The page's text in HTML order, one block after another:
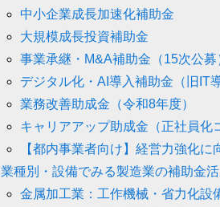
中小企業成長加速化補助金
大規模成長投資補助金
事業承継・M&A補助金（15次公募
デジタル化・AI導入補助金（旧IT
業務改善助成金（令和8年度）
キャリアアップ助成金（正社員化
【都内事業者向け】経営力強化
業種別・設備でみる製造業の補助金
金属加工業：工作機械・省力化設